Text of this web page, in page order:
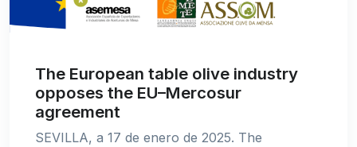
The European table olive industry
opposes the EU–Mercosur
agreement
SEVILLA, a 17 de enero de 2025. The